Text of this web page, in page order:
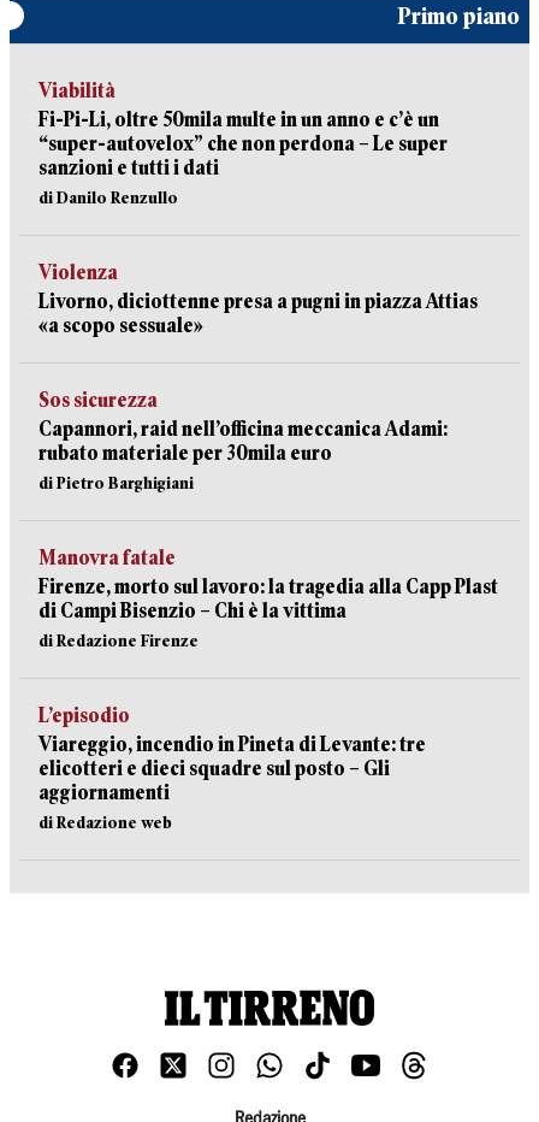
Primo piano
Viabilità
Fi-Pi-Li, oltre 50mila multe in un anno e c’è un
“super-autovelox” che non perdona – Le super
sanzioni e tutti i dati
di Danilo Renzullo
Violenza
Livorno, diciottenne presa a pugni in piazza Attias
«a scopo sessuale»
Sos sicurezza
Capannori, raid nell’officina meccanica Adami:
rubato materiale per 30mila euro
di Pietro Barghigiani
Manovra fatale
Firenze, morto sul lavoro: la tragedia alla Capp Plast
di Campi Bisenzio – Chi è la vittima
di Redazione Firenze
L’episodio
Viareggio, incendio in Pineta di Levante: tre
elicotteri e dieci squadre sul posto – Gli
aggiornamenti
di Redazione web